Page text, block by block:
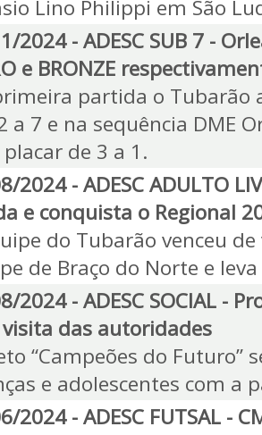
Lino Philippi em São
2024 - ADESC SUB 7 -
e BRONZE
partida o Tubarão
a 7 e na sequência DME
de 3 a 1.
2024 - ADESC ADULTO
e conquista o Regional
do Tubarão venceu
de Braço do Norte e
2024 - ADESC SOCIAL -
das autoridades
“Campeões do Futuro”
e adolescentes com a
2024 - ADESC FUTSAL -